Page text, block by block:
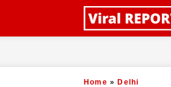
Home » Delhi